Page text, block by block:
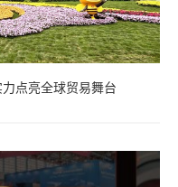
点亮全球贸易舞台